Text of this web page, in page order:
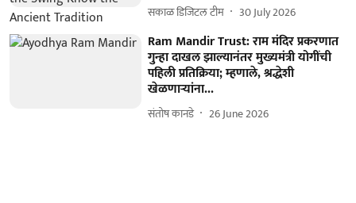
सकाळ डिजिटल टीम 30 July 2026
Ram Mandir Trust: राम मंदिर प्रकरणात
गुन्हा दाखल झाल्यानंतर मुख्यमंत्री योगींची
पहिली प्रतिक्रिया; म्हणाले, श्रद्धेशी
खेळणाऱ्यांना...
संतोष कानडे 26 June 2026